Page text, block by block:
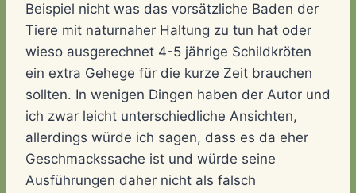
Beispiel nicht was das vorsätzliche Baden der
Tiere mit naturnaher Haltung zu tun hat oder
wieso ausgerechnet 4-5 jährige Schildkröten
ein extra Gehege für die kurze Zeit brauchen
sollten. In wenigen Dingen haben der Autor und
ich zwar leicht unterschiedliche Ansichten,
allerdings würde ich sagen, dass es da eher
Geschmackssache ist und würde seine
Ausführungen daher nicht als falsch